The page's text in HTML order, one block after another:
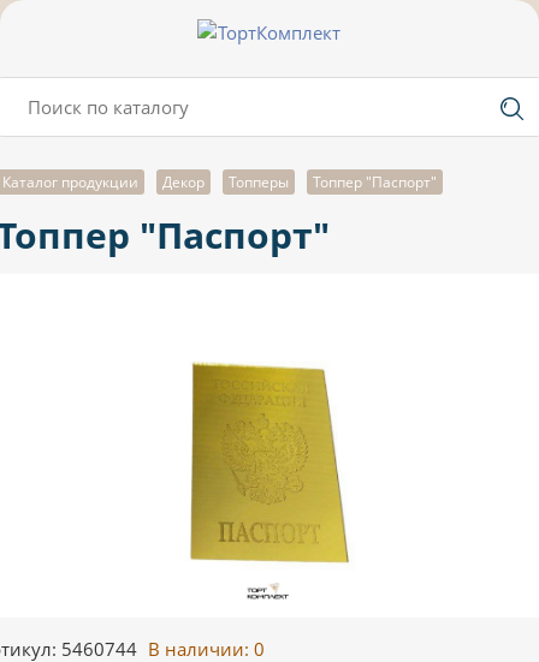
Каталог продукции Декор Топперы Топпер "Паспорт"
"Паспорт"
5460744 В наличии: 0